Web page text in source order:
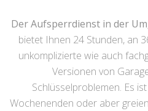
Der Aufsperrdienst in der
bietet Ihnen 24 Stunden, an
unkomplizierte wie auch
Versionen von
Schlüsselproblemen. Es
Wochenenden oder aber